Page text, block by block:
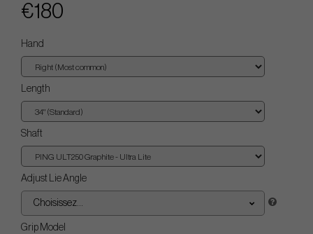
€180
Hand
Length
Shaft
Adjust Lie Angle
Choisissez...
Grip Model